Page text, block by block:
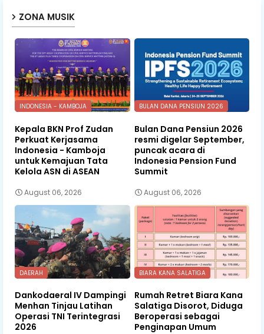
ZONA MUSIK
INDONESIA - KAMBOJA
Kepala BKN Prof Zudan
Perkuat Kerjasama
Indonesia - Kamboja
untuk Kemajuan Tata
Kelola ASN di ASEAN
August 06, 2026
BULAN DANA PENSIUN 2026
Bulan Dana Pensiun 2026
resmi digelar September,
puncak acara di
Indonesia Pension Fund
Summit
August 06, 2026
DAERAH
Dankodaeral IV Dampingi
Menhan Tinjau Latihan
Operasi TNI Terintegrasi
2026
BIARA KANA SALATIGA
Rumah Retret Biara Kana
Salatiga Disorot, Diduga
Beroperasi sebagai
Penginapan Umum